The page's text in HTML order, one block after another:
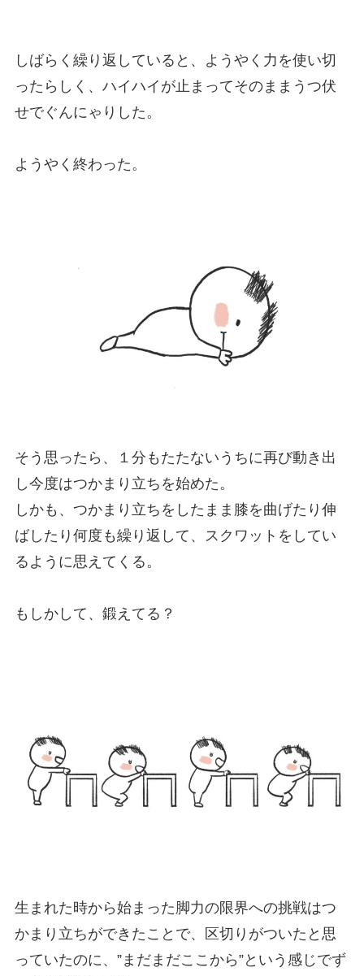
しばらく繰り返していると、ようやく力を使い切
ったらしく、ハイハイが止まってそのままうつ伏
せでぐんにゃりした。
ようやく終わった。
そう思ったら、１分もたたないうちに再び動き出
し今度はつかまり立ちを始めた。
しかも、つかまり立ちをしたまま膝を曲げたり伸
ばしたり何度も繰り返して、スクワットをしてい
るように思えてくる。
もしかして、鍛えてる？
生まれた時から始まった脚力の限界への挑戦はつ
かまり立ちができたことで、区切りがついたと思
っていたのに、”まだまだここから”という感じでず